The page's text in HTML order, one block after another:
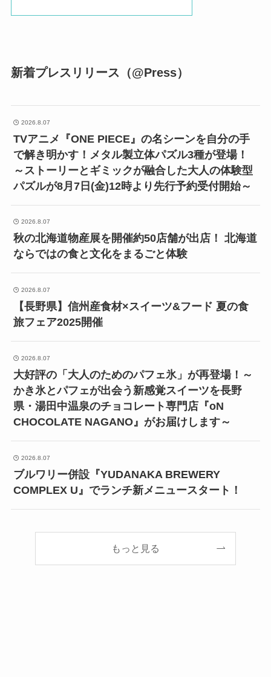
新着プレスリリース（@Press）
2026.8.07
TVアニメ『ONE PIECE』の名シーンを自分の手
で解き明かす！メタル製立体パズル3種が登場！
～ストーリーとギミックが融合した大人の体験型
パズルが8月7日(金)12時より先行予約受付開始～
2026.8.07
秋の北海道物産展を開催約50店舗が出店！ 北海道
ならではの食と文化をまるごと体験
2026.8.07
【長野県】信州産食材×スイーツ&フード 夏の食
旅フェア2025開催
2026.8.07
大好評の「大人のためのパフェ氷」が再登場！～
かき氷とパフェが出会う新感覚スイーツを長野
県・湯田中温泉のチョコレート専門店『oN
CHOCOLATE NAGANO』がお届けします～
2026.8.07
ブルワリー併設『YUDANAKA BREWERY
COMPLEX U』でランチ新メニュースタート！
もっと見る